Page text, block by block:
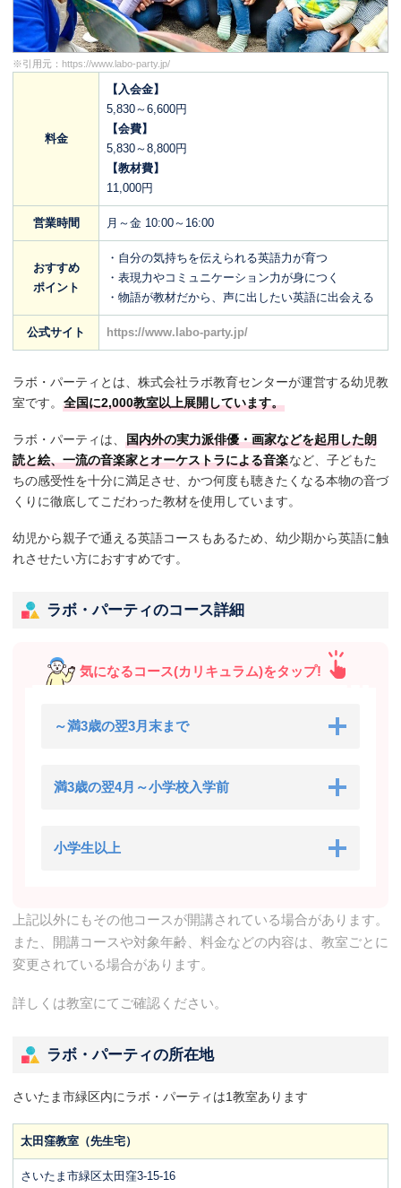
※引用元： https://www.labo-party.jp/
料金
【入会金】
5,830～6,600円
【会費】
5,830～8,800円
【教材費】
11,000円
営業時間 月～金 10:00～16:00
おすすめ
ポイント
・自分の気持ちを伝えられる英語力が育つ
・表現力やコミュニケーション力が身につく
・物語が教材だから、声に出したい英語に出会える
公式サイト https://www.labo-party.jp/
ラボ・パーティとは、株式会社ラボ教育センターが運営する幼児教
室です。 全国に2,000教室以上展開しています。
ラボ・パーティは、 国内外の実力派俳優・画家などを起用した朗
読と絵、一流の音楽家とオーケストラによる音楽など、子どもた
ちの感受性を十分に満足させ、かつ何度も聴きたくなる本物の音づ
くりに徹底してこだわった教材を使用しています。
幼児から親子で通える英語コースもあるため、幼少期から英語に触
れさせたい方におすすめです。
ラボ・パーティのコース詳細
気になるコース(カリキュラム)をタップ!
～満3歳の翌3月末まで
満3歳の翌4月～小学校入学前
小学生以上
上記以外にもその他コースが開講されている場合があります。
また、開講コースや対象年齢、料金などの内容は、教室ごとに
変更されている場合があります。
詳しくは教室にてご確認ください。
ラボ・パーティの所在地
さいたま市緑区内にラボ・パーティは1教室あります
太田窪教室（先生宅）
さいたま市緑区太田窪3-15-16